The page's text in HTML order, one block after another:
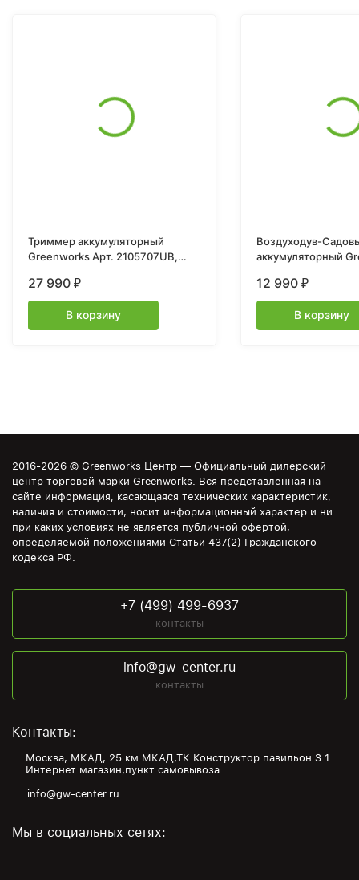
Триммер аккумуляторный
Greenworks Арт. 2105707UB,
1хАКБ 4Ач и ЗУ
27 990 ₽
В корзину
Воздуходув-
аккумуляторный
бесщеточный, без
12 990 ₽
В корзину
2016-2026 © Greenworks Центр — Официальный дилерский
центр торговой марки Greenworks. Вся представленная на
сайте информация, касающаяся технических характеристик,
наличия и стоимости, носит информационный характер и ни
при каких условиях не является публичной офертой,
определяемой положениями Статьи 437(2) Гражданского
кодекса РФ.
+7 (499) 499-6937
контакты
info@gw-center.ru
контакты
Контакты:
Москва, МКАД, 25 км МКАД,ТК Конструктор павильон З.1
Интернет магазин,пункт самовывоза.
info@gw-center.ru
Мы в социальных сетях: